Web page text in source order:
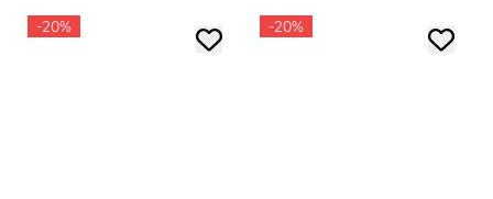
-20% -20%